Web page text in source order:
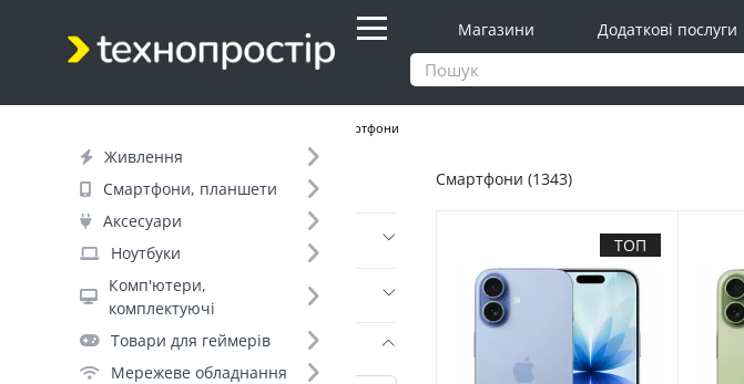
Магазини Додаткові послуги
Живлення
Смартфони, планшети
Аксесуари
Ноутбуки
Комп'ютери,
комплектуючі
Товари для геймерів
Мережеве обладнання
Смартфони
Фільтр
Днів до відправки (8)
Бренд (35)
Смартфони (1343)
ТОП